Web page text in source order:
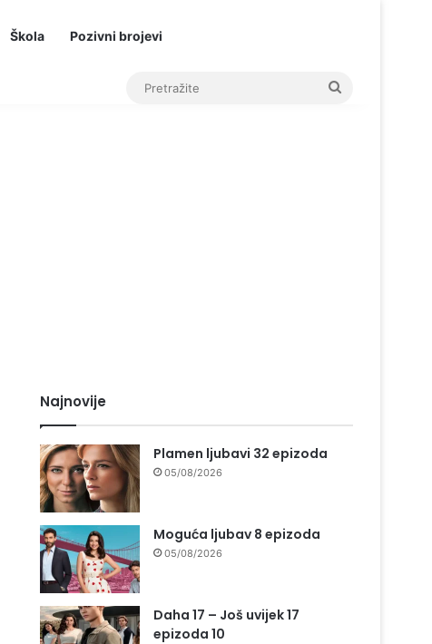
Škola Pozivni brojevi
Najnovije
Plamen ljubavi 32 epizoda
05/08/2026
Moguća ljubav 8 epizoda
05/08/2026
Daha 17 – Još uvijek 17
epizoda 10